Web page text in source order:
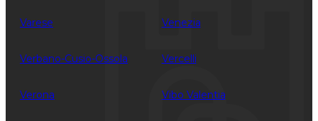
Varese Venezia
Verbano-Cusio-Ossola Vercelli
Verona Vibo Valentia